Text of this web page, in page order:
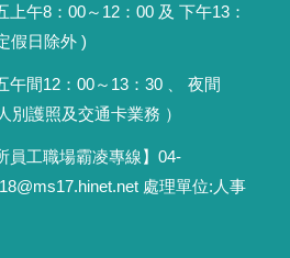
上午8：00～12：00 及 下午13：
假日除外 )
午間12：00～ 13：30 、 夜間
別護照及交通卡業務 ）
員工職場霸凌專線】04-
處理單位:人事